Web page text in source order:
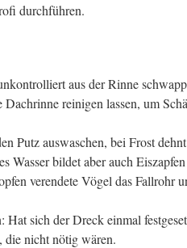
durchführen.
aus der Rinne
reinigen lassen, um
Putz auswaschen, bei Frost
Wasser bildet aber auch
verendete Vögel das Fallrohr
sich der Dreck einmal
die nicht nötig wären.